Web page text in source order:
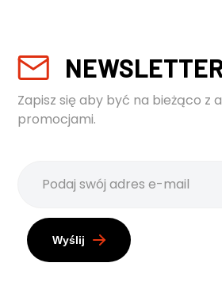
Zapisz się aby być na bieżąco z
promocjami.
Wyślij